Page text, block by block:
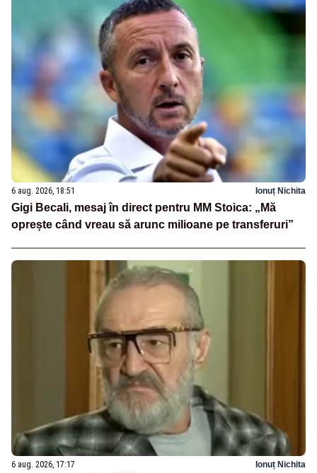
6 aug. 2026, 18:51 Ionuț Nichita
Gigi Becali, mesaj în direct pentru MM Stoica: „Mă
oprește când vreau să arunc milioane pe transferuri”
6 aug. 2026, 17:17 Ionuț Nichita